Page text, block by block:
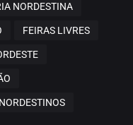
NORDESTINA
FEIRAS LIVRES